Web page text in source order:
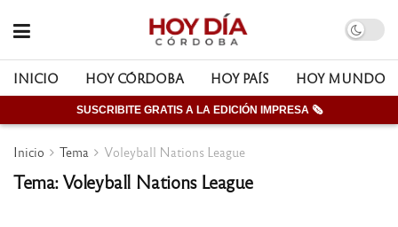
INICIO HOY CÓRDOBA HOY PAÍS HOY MUNDO
SUSCRIBITE GRATIS A LA EDICIÓN IMPRESA 🗞
Inicio Tema Voleyball Nations League
Tema: Voleyball Nations League